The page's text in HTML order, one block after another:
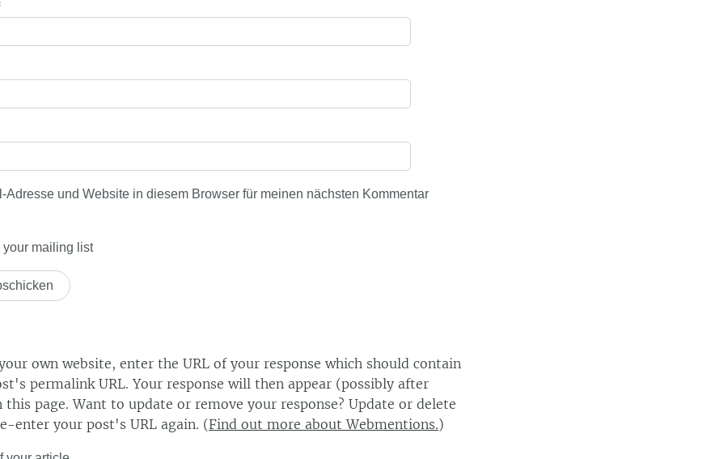
Adresse und Website in diesem Browser für meinen nächsten Kommentar
your mailing list
own website, enter the URL of your response which should contain
permalink URL. Your response will then appear (possibly after
page. Want to update or remove your response? Update or delete
enter your post's URL again. (Find out more about Webmentions.)